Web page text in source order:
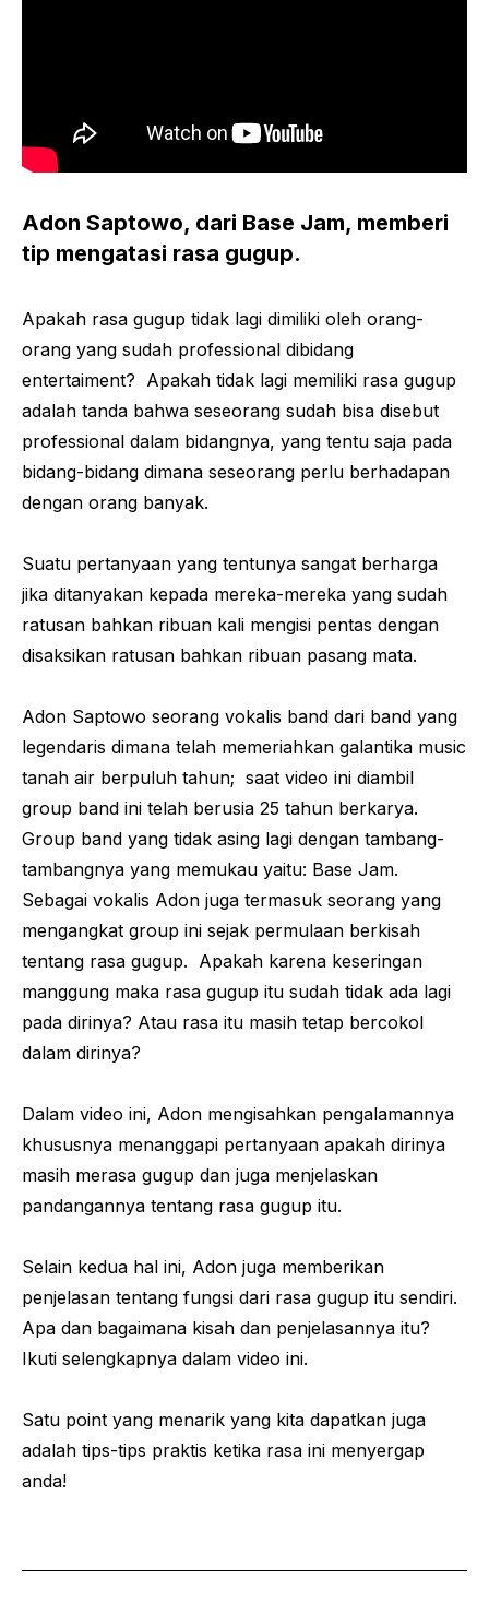
Adon Saptowo, dari Base Jam, memberi
tip mengatasi rasa gugup.
Apakah rasa gugup tidak lagi dimiliki oleh orang-
orang yang sudah professional dibidang
entertaiment? Apakah tidak lagi memiliki rasa gugup
adalah tanda bahwa seseorang sudah bisa disebut
professional dalam bidangnya, yang tentu saja pada
bidang-bidang dimana seseorang perlu berhadapan
dengan orang banyak.
Suatu pertanyaan yang tentunya sangat berharga
jika ditanyakan kepada mereka-mereka yang sudah
ratusan bahkan ribuan kali mengisi pentas dengan
disaksikan ratusan bahkan ribuan pasang mata.
Adon Saptowo seorang vokalis band dari band yang
legendaris dimana telah memeriahkan galantika music
tanah air berpuluh tahun; saat video ini diambil
group band ini telah berusia 25 tahun berkarya.
Group band yang tidak asing lagi dengan tambang-
tambangnya yang memukau yaitu: Base Jam.
Sebagai vokalis Adon juga termasuk seorang yang
mengangkat group ini sejak permulaan berkisah
tentang rasa gugup. Apakah karena keseringan
manggung maka rasa gugup itu sudah tidak ada lagi
pada dirinya? Atau rasa itu masih tetap bercokol
dalam dirinya?
Dalam video ini, Adon mengisahkan pengalamannya
khususnya menanggapi pertanyaan apakah dirinya
masih merasa gugup dan juga menjelaskan
pandangannya tentang rasa gugup itu.
Selain kedua hal ini, Adon juga memberikan
penjelasan tentang fungsi dari rasa gugup itu sendiri.
Apa dan bagaimana kisah dan penjelasannya itu?
Ikuti selengkapnya dalam video ini.
Satu point yang menarik yang kita dapatkan juga
adalah tips-tips praktis ketika rasa ini menyergap
anda!